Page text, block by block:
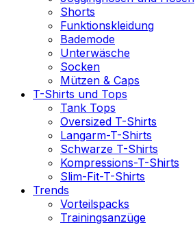
Shorts
Funktionskleidung
Bademode
Unterwäsche
Socken
Mützen & Caps
T-Shirts und Tops
Tank Tops
Oversized T-Shirts
Langarm-T-Shirts
Schwarze T-Shirts
Kompressions-T-Shirts
Slim-Fit-T-Shirts
Trends
Vorteilspacks
Trainingsanzüge